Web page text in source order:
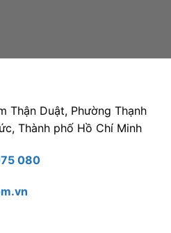
Thận Duật, Phường Thạnh
Thành phố Hồ Chí Minh
080